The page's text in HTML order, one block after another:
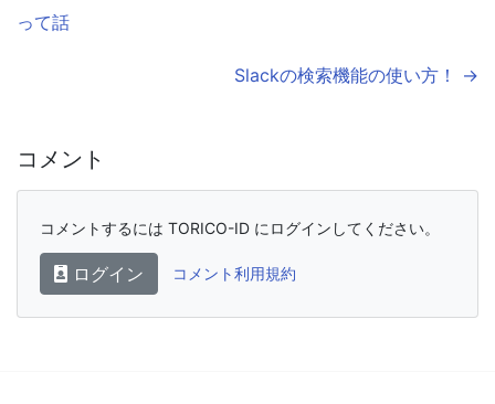
って話
Slackの検索機能の使い方！ →
コメント
コメントするには TORICO-ID にログインしてください。
ログイン コメント利用規約